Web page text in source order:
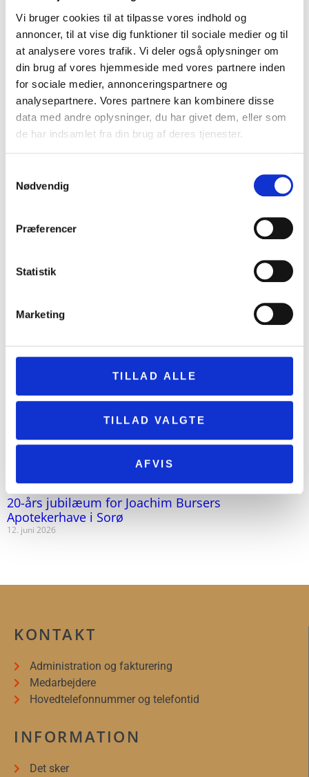
Vi bruger cookies til at tilpasse vores indhold og
annoncer, til at vise dig funktioner til sociale medier og til
at analysere vores trafik. Vi deler også oplysninger om
din brug af vores hjemmeside med vores partnere inden
for sociale medier, annonceringspartnere og
analysepartnere. Vores partnere kan kombinere disse
data med andre oplysninger, du har givet dem, eller som
de har indsamlet fra din brug af deres tjenester.
Nødvendig
Præferencer
Statistik
Marketing
TILLAD ALLE
TILLAD VALGTE
AFVIS
Kvinde og lille barn fundet i brandgrave
20. juni 2026
20-års jubilæum for Joachim Bursers
Apotekerhave i Sorø
12. juni 2026
KONTAKT
Administration og fakturering
Medarbejdere
Hovedtelefonnummer og telefontid
INFORMATION
Det sker